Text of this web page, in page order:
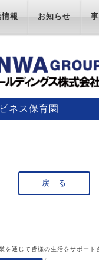
報 お知らせ
ネス保育園
戻 る
を通じて皆様の生活をサポート